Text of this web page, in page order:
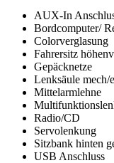
AUX-In
Bordcomputer/
Colorverglasung
Fahrersitz
Gepäcknetze
Lenksäule mech/
Mittelarmlehne
Radio/CD
Servolenkung
Sitzbank hinten
USB Anschluss